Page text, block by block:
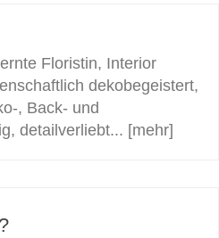
Floristin, Interior
dekobegeistert,
, Back- und
detailverliebt... [mehr]